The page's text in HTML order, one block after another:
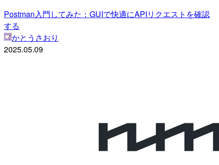
Postman入門してみた：GUIで快適にAPIリクエストを確認
する
かとうさおり
2025.05.09